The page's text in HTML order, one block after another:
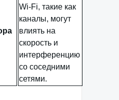
Wi-Fi, такие как
каналы, могут
влиять на
скорость и
интерференцию
со соседними
сетями.